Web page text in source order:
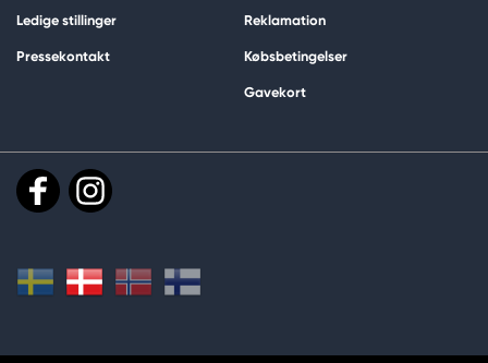
Ledige stillinger
Pressekontakt
Reklamation
Købsbetingelser
Gavekort